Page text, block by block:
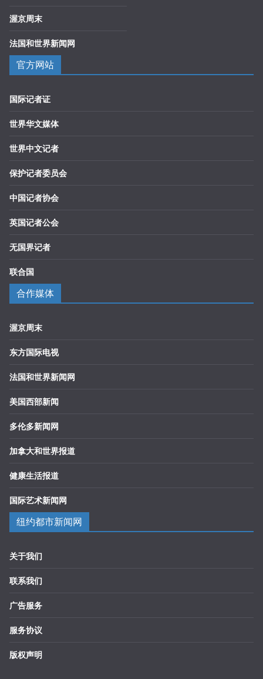
渥京周末
法国和世界新闻网
官方网站
国际记者证
世界华文媒体
世界中文记者
保护记者委员会
中国记者协会
英国记者公会
无国界记者
联合国
合作媒体
渥京周末
东方国际电视
法国和世界新闻网
美国西部新闻
多伦多新闻网
加拿大和世界报道
健康生活报道
国际艺术新闻网
纽约都市新闻网
关于我们
联系我们
广告服务
服务协议
版权声明